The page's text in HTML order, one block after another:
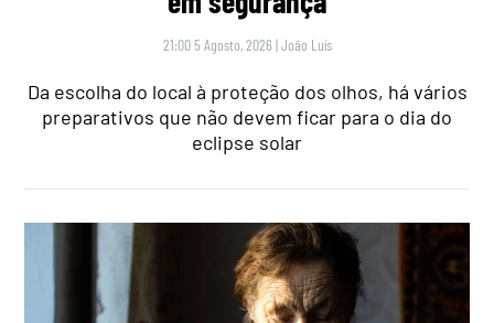
21:00 5 Agosto, 2026 |João Luís
Da escolha do local à proteção dos olhos, há vários
preparativos que não devem ficar para o dia do
eclipse solar